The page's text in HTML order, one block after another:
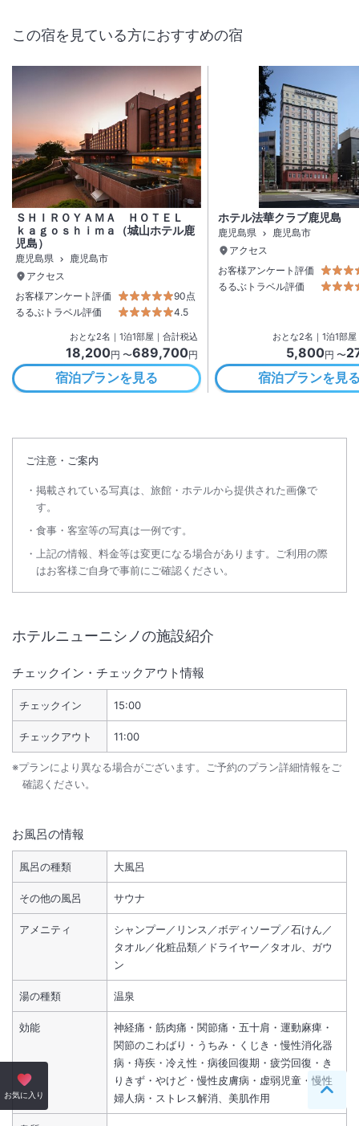
この宿を見ている方におすすめの宿
ＳＨＩＲＯＹＡＭＡ ＨＯＴＥＬ
ｋａｇｏｓｈｉｍａ（城山ホテル鹿
児島）
鹿児島県
鹿児島市
アクセス
お客様アンケート評価
90点
るるぶトラベル評価
4.5
おとな2名 ｜ 1泊1部屋｜合計税込
18,200円 〜689,700円
宿泊プランを見る
ホテル法華クラブ鹿児島
鹿児島県
鹿児島市
アクセス
お客様アンケート評価
るるぶトラベル評価
おとな2名 ｜ 1泊1部屋
5,800円 〜
宿泊プランを見
ご注意・ご案内
掲載されている写真は、旅館・ホテルから提供された画像で
す。
食事・客室等の写真は一例です。
上記の情報、料金等は変更になる場合があります。ご利用の際
はお客様ご自身で事前にご確認ください。
ホテルニューニシノの施設紹介
チェックイン・チェックアウト情報
チェックイン 15:00
チェックアウト 11:00
※プランにより異なる場合がございます。ご予約のプラン詳細情報をご
確認ください。
お風呂の情報
風呂の種類 大風呂
その他の風呂 サウナ
アメニティ
シャンプー／リンス／ボディソープ／石けん／
タオル／化粧品類／ドライヤー／タオル、ガウ
ン
湯の種類 温泉
効能
神経痛・筋肉痛・関節痛・五十肩・運動麻痺・
関節のこわばり・うちみ・くじき・慢性消化器
病・痔疾・冷え性・病後回復期・疲労回復・き
りきず・やけど・慢性皮膚病・虚弱児童・慢性
婦人病・ストレス解消、美肌作用
お気に入り ペー